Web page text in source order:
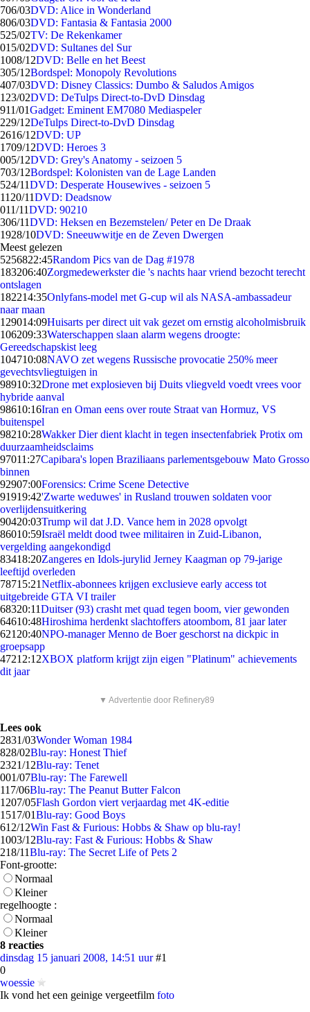
706/03DVD: Alice in Wonderland
806/03DVD: Fantasia & Fantasia 2000
525/02TV: De Rekenkamer
015/02DVD: Sultanes del Sur
1008/12DVD: Belle en het Beest
305/12Bordspel: Monopoly Revolutions
407/03DVD: Disney Classics: Dumbo & Saludos Amigos
1 23/02DVD: DeTulps Direct-to-DvD Dinsdag
911/01Gadget: Eminent EM7080 Mediaspeler
229/12DeTulps Direct-to-DvD Dinsdag
2616/12DVD: UP
1709/12DVD: Heroes 3
005/12DVD: Grey's Anatomy - seizoen 5
703/12Bordspel: Kolonisten van de Lage Landen
524/11DVD: Desperate Housewives - seizoen 5
11 20/11DVD: Deadsnow
011/11DVD: 90210
306/11DVD: Heksen en Bezemstelen/ Peter en De Draak
1928/10DVD: Sneeuwwitje en de Zeven Dwergen
Meest gelezen
5256822:45Random Pics van de Dag #1978
183206:40Zorgmedewerkster die 's nachts haar vriend bezocht terecht
ontslagen
182214:35Onlyfans-model met G-cup wil als NASA-ambassadeur
naar maan
129014:09Huisarts per direct uit vak gezet om ernstig alcoholmisbruik
106209:33Waterschappen slaan alarm wegens droogte:
Gereedschapskist leeg
104710:08NAVO zet wegens Russische provocatie 250% meer
gevechtsvliegtuigen in
98910:32Drone met explosieven bij Duits vliegveld voedt vrees voor
hybride aanval
98610:16Iran en Oman eens over route Straat van Hormuz, VS
buitenspel
98210:28Wakker Dier dient klacht in tegen insectenfabriek Protix om
duurzaamheidsclaims
97011:27Capibara's lopen Braziliaans parlementsgebouw Mato Grosso
binnen
92907:00Forensics: Crime Scene Detective
91919:42'Zwarte weduwes' in Rusland trouwen soldaten voor
overlijdensuitkering
90420:03Trump wil dat J.D. Vance hem in 2028 opvolgt
86010:59Israël meldt dood twee militairen in Zuid-Libanon,
vergelding aangekondigd
83418:20Zangeres en Idols-jurylid Jerney Kaagman op 79-jarige
leeftijd overleden
78715:21Netflix-abonnees krijgen exclusieve early access tot
uitgebreide GTA VI trailer
68320:11Duitser (93) crasht met quad tegen boom, vier gewonden
64610:48Hiroshima herdenkt slachtoffers atoombom, 81 jaar later
621 20:40NPO-manager Menno de Boer geschorst na dickpic in
groepsapp
47212:12XBOX platform krijgt zijn eigen "Platinum" achievements
dit jaar
▼ Advertentie door Refinery89
Lees ook
2831/03Wonder Woman 1984
828/02Blu-ray: Honest Thief
2321/12Blu-ray: Tenet
001/07Blu-ray: The Farewell
117/06Blu-ray: The Peanut Butter Falcon
1207/05Flash Gordon viert verjaardag met 4K-editie
1517/01Blu-ray: Good Boys
612/12Win Fast & Furious: Hobbs & Shaw op blu-ray!
1003/12Blu-ray: Fast & Furious: Hobbs & Shaw
218/11Blu-ray: The Secret Life of Pets 2
Font-grootte:
Normaal
Kleiner
regelhoogte :
Normaal
Kleiner
8 reacties
dinsdag 15 januari 2008, 14:51 uur #1
0
woessie
Ik vond het een geinige vergeetfilm foto